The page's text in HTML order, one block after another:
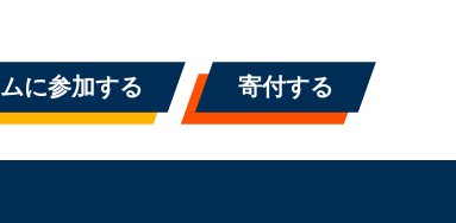
に参加する 寄付する